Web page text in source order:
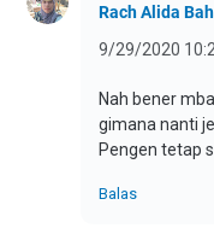
Rach Alida
9/29/2020
Nah bener
gimana nanti
Pengen tetap
Balas